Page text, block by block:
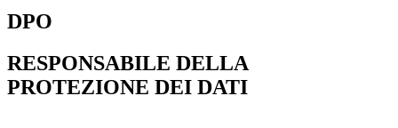
DPO
RESPONSABILE DELLA
PROTEZIONE DEI DATI